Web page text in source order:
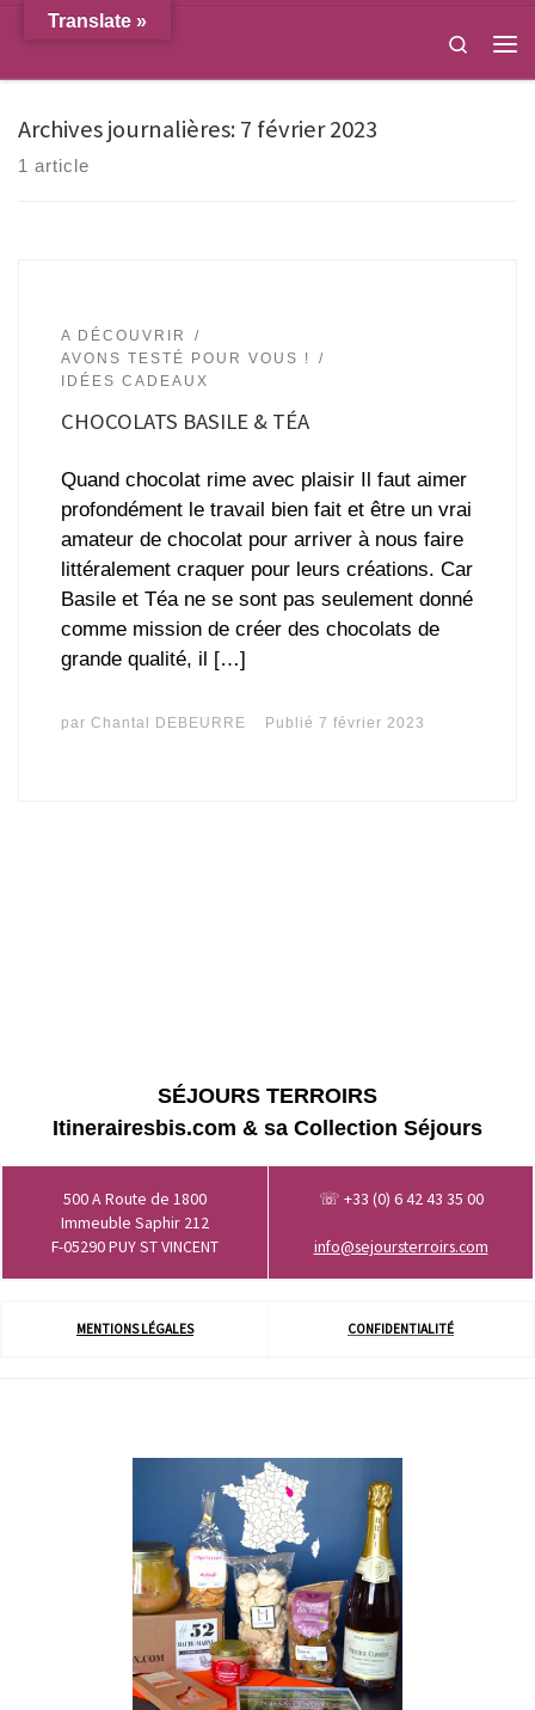
Passer au contenu
Search
Archives journalières:7 février 2023
1 article
A DÉCOUVRIR
AVONS TESTÉ POUR VOUS !
IDÉES CADEAUX
CHOCOLATS BASILE & TÉA
Quand chocolat rime avec plaisir Il faut aimer
profondément le travail bien fait et être un vrai
amateur de chocolat pour arriver à nous faire
littéralement craquer pour leurs créations. Car
Basile et Téa ne se sont pas seulement donné
comme mission de créer des chocolats de
grande qualité, il […]
parChantal DEBEURRE Publié7 février 2023
SÉJOURS TERROIRS
Itinerairesbis.com & sa Collection Séjours
500 A Route de 1800
Immeuble Saphir 212
F-05290 PUY ST VINCENT
☏ +33 (0) 6 42 43 35 00
info@sejoursterroirs.com
MENTIONS LÉGALES CONFIDENTIALITÉ
Translate »